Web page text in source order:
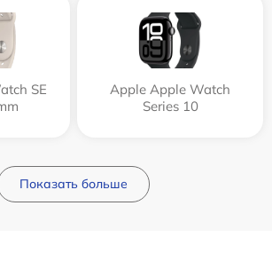
SE
Apple Apple Watch
Series 10
Показать больше